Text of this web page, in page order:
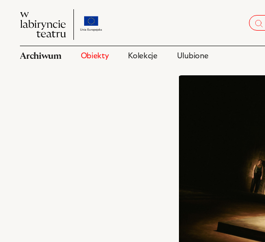
W
labiryncie
teatru
W
labiryncie
teatru
przejdź
do
strony
Archiwum Obiekty Kolekcje Ulubione